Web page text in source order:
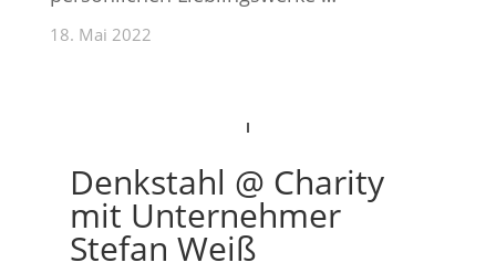
18. Mai 2022
Denkstahl @ Charity
mit Unternehmer
Stefan Weiß